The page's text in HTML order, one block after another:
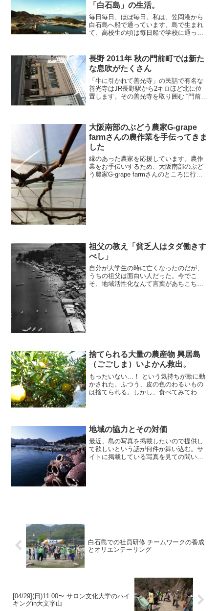
「白石島」の生活。
毎日毎日、ほぼ毎日。私は、笠岡港から
白石島へ船で通っています。島で生まれ
て、高校生の頃は毎日船で学校に通って
長野 2011年 秋の門前町では新た
な息吹がたくさん
「牛に引かれて善光寺」の民話で有名な
善光寺はJR長野駅から2キロほど北に位
置します。その善光寺を取り囲む “門前
始められる方々...
大阪南部のぶどう農家G-grape
farmさんの農作業を手伝ってきま
した
縁のあった農家を応援しています。農作
業をお手伝いするため、大阪南部のぶど
う農家G-grape farmさんのところに行っ
祖父の教え「貧乏人はタダ働きす
べし」
自分が大学生の時に亡くなったのだが、
うちの祖父は面白い人だった。今でこ
そ、地域活性化なんて言葉があちこちで
捨てられる大量の農産物 興居島
（ごごしま）いよかん救出。
もったいない…！ という気持ちが動に動
かされた。ふつう、皮の色のわるいもの
は捨てられる。しかし、食べてみてわか
がもったいないと思って持って帰ってき
たのだった。
地域の協力とその対価
最近、島の写真を掲載したいので提供し
て欲しいという話が何件か舞い込む。サ
イトに掲載している写真を見ての問い合
白石島での社員研修 チームワークの養成
とオリエンテーリング
[04/29](日)11:00〜 サロン文化大学のハイ
キングin大文字山